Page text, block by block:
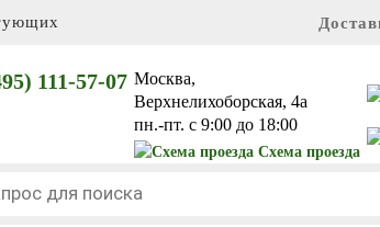
111-57-07 Москва,
Верхнелихоборская, 4а
пн.-пт. с 9:00 до 18:00
Схема проезда